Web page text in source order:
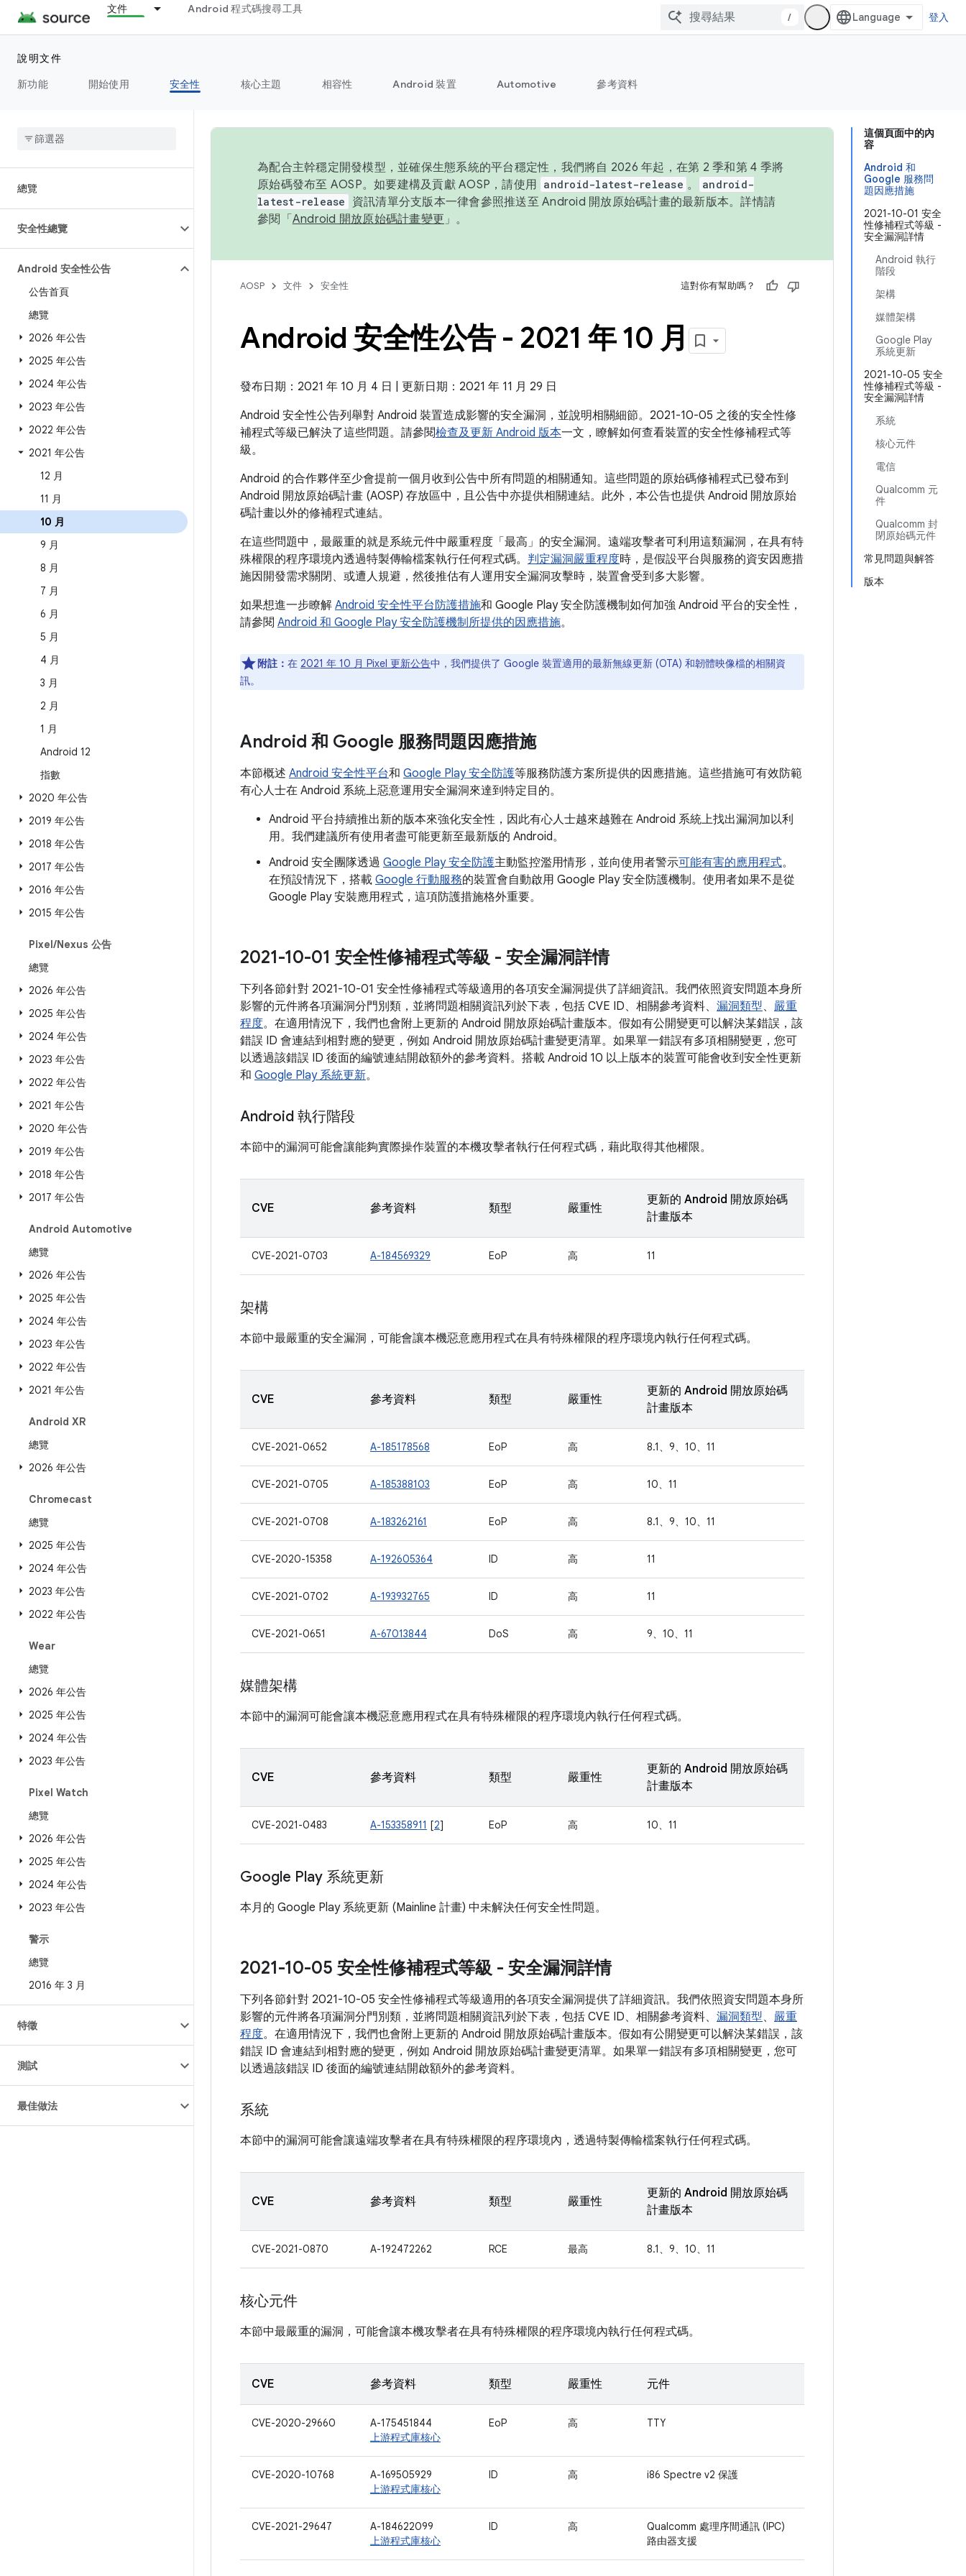
文件 Android 程式碼搜尋工具
/ 登入
說明文件
新功能
開始使用 安全性 核心主題 相容性 Android 裝置 Automotive 參考資料
總覽
安全性總覽
Android 安全性公告
公告首頁
總覽
2026 年公告
2025 年公告
2024 年公告
2023 年公告
2022 年公告
2021 年公告
12 月
11 月
10 月
9 月
8 月
7 月
6 月
5 月
4 月
3 月
2 月
1 月
Android 12
指數
2020 年公告
2019 年公告
2018 年公告
2017 年公告
2016 年公告
2015 年公告
Pixel/Nexus 公告
總覽
2026 年公告
2025 年公告
2024 年公告
2023 年公告
2022 年公告
2021 年公告
2020 年公告
2019 年公告
2018 年公告
2017 年公告
Android Automotive
總覽
2026 年公告
2025 年公告
2024 年公告
2023 年公告
2022 年公告
2021 年公告
Android XR
總覽
2026 年公告
Chromecast
總覽
2025 年公告
2024 年公告
2023 年公告
2022 年公告
Wear
總覽
2026 年公告
2025 年公告
2024 年公告
2023 年公告
Pixel Watch
總覽
2026 年公告
2025 年公告
2024 年公告
2023 年公告
警示
總覽
2016 年 3 月
特徵
測試
最佳做法
這個頁面中的內
容
Android 和
Google 服務問
題因應措施
2021-10-01 安全
性修補程式等級 -
安全漏洞詳情
Android 執行
階段
架構
媒體架構
Google Play
系統更新
2021-10-05 安全
性修補程式等級 -
安全漏洞詳情
系統
核心元件
電信
Qualcomm 元
件
Qualcomm 封
閉原始碼元件
常見問題與解答
版本
為配合主幹穩定開發模型，並確保生態系統的平台穩定性，我們將自 2026 年起，在第 2 季和第 4 季將
原始碼發布至 AOSP。如要建構及貢獻 AOSP，請使用 android-latest-release 。
android-
latest-release
資訊清單分支版本一律會參照推送至 Android 開放原始碼計畫的最新版本。詳情請
參閱「 Android 開放原始碼計畫變更 」。
AOSP 文件 安全性 這對你有幫助嗎？
Android 安全性公告 - 2021 年 10 月
發布日期：2021 年 10 月 4 日 | 更新日期：2021 年 11 月 29 日
Android 安全性公告列舉對 Android 裝置造成影響的安全漏洞，並說明相關細節。2021-10-05 之後的安全性修
補程式等級已解決了這些問題。請參閱檢查及更新 Android 版本一文，瞭解如何查看裝置的安全性修補程式等
級。
Android 的合作夥伴至少會提前一個月收到公告中所有問題的相關通知。這些問題的原始碼修補程式已發布到
Android 開放原始碼計畫 (AOSP) 存放區中，且公告中亦提供相關連結。此外，本公告也提供 Android 開放原始
碼計畫以外的修補程式連結。
在這些問題中，最嚴重的就是系統元件中嚴重程度「最高」的安全漏洞。遠端攻擊者可利用這類漏洞，在具有特
殊權限的程序環境內透過特製傳輸檔案執行任何程式碼。 判定漏洞嚴重程度時，是假設平台與服務的資安因應措
施因開發需求關閉、或遭人規避，然後推估有人運用安全漏洞攻擊時，裝置會受到多大影響。
如果想進一步瞭解 Android 安全性平台防護措施和 Google Play 安全防護機制如何加強 Android 平台的安全性，
請參閱 Android 和 Google Play 安全防護機制所提供的因應措施。
附註： 在 2021 年 10 月 Pixel 更新公告中，我們提供了 Google 裝置適用的最新無線更新 (OTA) 和韌體映像檔的相關資
訊。
Android 和 Google 服務問題因應措施
本節概述 Android 安全性平台和 Google Play 安全防護等服務防護方案所提供的因應措施。這些措施可有效防範
有心人士在 Android 系統上惡意運用安全漏洞來達到特定目的。
Android 平台持續推出新的版本來強化安全性，因此有心人士越來越難在 Android 系統上找出漏洞加以利
用。我們建議所有使用者盡可能更新至最新版的 Android。
Android 安全團隊透過 Google Play 安全防護主動監控濫用情形，並向使用者警示可能有害的應用程式。
在預設情況下，搭載 Google 行動服務的裝置會自動啟用 Google Play 安全防護機制。使用者如果不是從
Google Play 安裝應用程式，這項防護措施格外重要。
2021-10-01 安全性修補程式等級 - 安全漏洞詳情
下列各節針對 2021-10-01 安全性修補程式等級適用的各項安全漏洞提供了詳細資訊。我們依照資安問題本身所
影響的元件將各項漏洞分門別類，並將問題相關資訊列於下表，包括 CVE ID、相關參考資料、 漏洞類型、 嚴重
程度。在適用情況下，我們也會附上更新的 Android 開放原始碼計畫版本。假如有公開變更可以解決某錯誤，該
錯誤 ID 會連結到相對應的變更，例如 Android 開放原始碼計畫變更清單。如果單一錯誤有多項相關變更，您可
以透過該錯誤 ID 後面的編號連結開啟額外的參考資料。搭載 Android 10 以上版本的裝置可能會收到安全性更新
和 Google Play 系統更新。
Android 執行階段
本節中的漏洞可能會讓能夠實際操作裝置的本機攻擊者執行任何程式碼，藉此取得其他權限。
CVE 參考資料 類型 嚴重性
更新的 Android 開放原始碼
計畫版本
CVE-2021-0703 A-184569329 EoP 高 11
架構
本節中最嚴重的安全漏洞，可能會讓本機惡意應用程式在具有特殊權限的程序環境內執行任何程式碼。
CVE 參考資料 類型 嚴重性
更新的 Android 開放原始碼
計畫版本
CVE-2021-0652 A-185178568 EoP 高 8.1、9、10、11
CVE-2021-0705 A-185388103 EoP 高 10、11
CVE-2021-0708 A-183262161 EoP 高 8.1、9、10、11
CVE-2020-15358 A-192605364 ID 高 11
CVE-2021-0702 A-193932765 ID 高 11
CVE-2021-0651 A-67013844 DoS 高 9、10、11
媒體架構
本節中的漏洞可能會讓本機惡意應用程式在具有特殊權限的程序環境內執行任何程式碼。
CVE 參考資料 類型 嚴重性
更新的 Android 開放原始碼
計畫版本
CVE-2021-0483 A-153358911 [2] EoP 高 10、11
Google Play 系統更新
本月的 Google Play 系統更新 (Mainline 計畫) 中未解決任何安全性問題。
2021-10-05 安全性修補程式等級 - 安全漏洞詳情
下列各節針對 2021-10-05 安全性修補程式等級適用的各項安全漏洞提供了詳細資訊。我們依照資安問題本身所
影響的元件將各項漏洞分門別類，並將問題相關資訊列於下表，包括 CVE ID、相關參考資料、 漏洞類型、 嚴重
程度。在適用情況下，我們也會附上更新的 Android 開放原始碼計畫版本。假如有公開變更可以解決某錯誤，該
錯誤 ID 會連結到相對應的變更，例如 Android 開放原始碼計畫變更清單。如果單一錯誤有多項相關變更，您可
以透過該錯誤 ID 後面的編號連結開啟額外的參考資料。
系統
本節中的漏洞可能會讓遠端攻擊者在具有特殊權限的程序環境內，透過特製傳輸檔案執行任何程式碼。
CVE 參考資料 類型 嚴重性
更新的 Android 開放原始碼
計畫版本
CVE-2021-0870 A-192472262 RCE 最高 8.1、9、10、11
核心元件
本節中最嚴重的漏洞，可能會讓本機攻擊者在具有特殊權限的程序環境內執行任何程式碼。
CVE 參考資料 類型 嚴重性 元件
CVE-2020-29660
A-175451844
上游程式庫核心
EoP 高 TTY
CVE-2020-10768
A-169505929
上游程式庫核心
ID 高 i86 Spectre v2 保護
CVE-2021-29647
A-184622099
上游程式庫核心
ID 高
Qualcomm 處理序間通訊 (IPC)
路由器支援